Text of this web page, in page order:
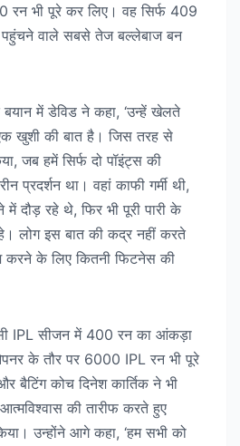
रन भी पूरे कर लिए। वह सिर्फ 409
पहुंचने वाले सबसे तेज बल्लेबाज बन
बयान में डेविड ने कहा, ‘उन्हें खेलते
खुशी की बात है। जिस तरह से
जब हमें सिर्फ दो पॉइंट्स की
प्रदर्शन था। वहां काफी गर्मी थी,
दौड़ रहे थे, फिर भी पूरी पारी के
लोग इस बात की कद्र नहीं करते
करने के लिए कितनी फिटनेस की
IPL सीजन में 400 रन का आंकड़ा
के तौर पर 6000 IPL रन भी पूरे
बैटिंग कोच दिनेश कार्तिक ने भी
की तारीफ करते हुए
उन्होंने आगे कहा, ‘हम सभी को